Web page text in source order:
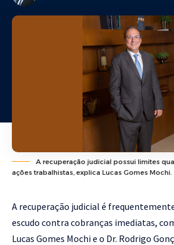
A recuperação judicial possui limites
ações trabalhistas, explica Lucas Gomes Mochi.
A recuperação judicial é
escudo contra cobranças imediatas,
Lucas Gomes Mochi e o Dr. Rodrigo